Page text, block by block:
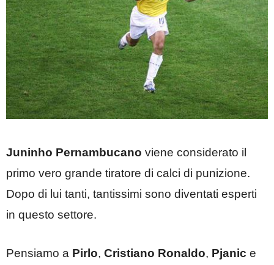
Juninho Pernambucano viene considerato il
primo vero grande tiratore di calci di punizione.
Dopo di lui tanti, tantissimi sono diventati esperti
in questo settore.
Pensiamo a Pirlo, Cristiano Ronaldo, Pjanic e